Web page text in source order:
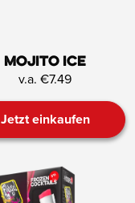
Mojito ICE
v.a. €7.49
Jetzt einkaufen